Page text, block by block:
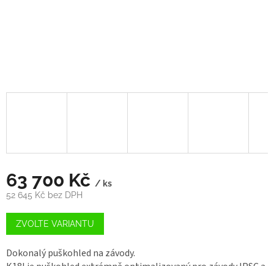
63 700 Kč / ks
52 645 Kč bez DPH
Měrná
cena:
ZVOLTE VARIANTU
Dokonalý puškohled na závody.